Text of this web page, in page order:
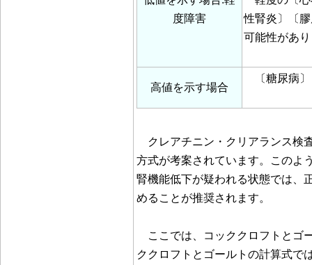
度障害
性腎炎〕〔
可能性があ
高値を示す場合
〔糖尿病〕
クレアチニン・クリアランス検
方式が考案されています。このよ
腎機能低下が疑われる状態では、
めることが推奨されます。
ここでは、コッククロフトとゴ
ククロフトとゴールトの計算式で